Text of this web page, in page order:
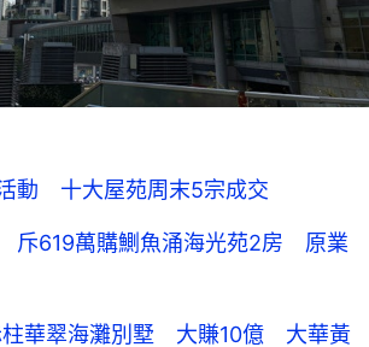
動 十大屋苑周末5宗成交
斥619萬購鰂魚涌海光苑2房 原業
柱華翠海灘別墅 大賺10億 大華黃